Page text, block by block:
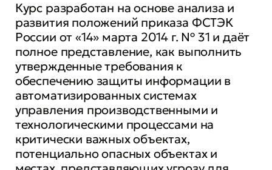
Курс разработан на основе анализа и
развития положений приказа ФСТЭК
России от «14» марта 2014 г. № 31 и даёт
полное представление, как выполнить
утвержденные требования к
обеспечению защиты информации в
автоматизированных системах
управления производственными и
технологическими процессами на
критически важных объектах,
потенциально опасных объектах и